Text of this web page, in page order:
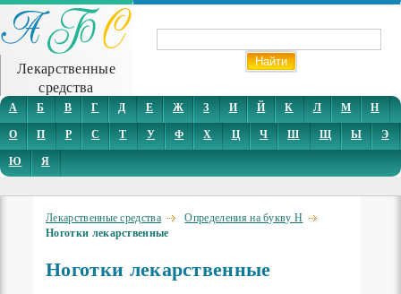
Лекарственные
средства
А Б В Г Д Е Ж З И Й К Л М
Н
О
П Р С Т У Ф Х Ц Ч Ш Щ Ы
Э
Ю
Я
Лекарственные средства Определения на букву Н
Ноготки лекарственные
Ноготки лекарственные